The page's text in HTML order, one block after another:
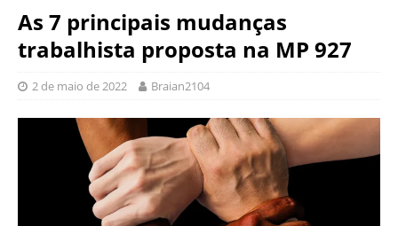
As 7 principais mudanças
trabalhista proposta na MP 927
2 de maio de 2022 Braian2104